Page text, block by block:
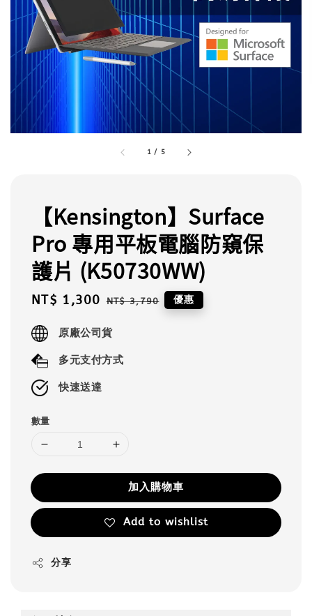
1 / 5
【Kensington】Surface
Pro 專用平板電腦防窺保
護片 (K50730WW)
Sale
NT$ 1,300 Regular
NT$ 3,790 優惠
原廠公司貨
多元支付方式
快速送達
數量
加入購物車
Add to wishlist
分享